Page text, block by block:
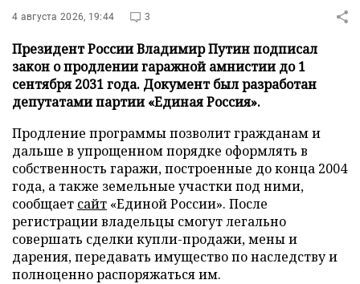
4 августа 2026, 19:44 3
Президент России Владимир Путин подписал
закон о продлении гаражной амнистии до 1
сентября 2031 года. Документ был разработан
депутатами партии «Единая Россия».
Продление программы позволит гражданам и
дальше в упрощенном порядке оформлять в
собственность гаражи, построенные до конца 2004
года, а также земельные участки под ними,
сообщает сайт «Единой России». После
регистрации владельцы смогут легально
совершать сделки купли-продажи, мены и
дарения, передавать имущество по наследству и
полноценно распоряжаться им.